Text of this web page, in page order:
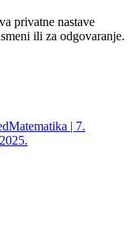
privatne nastave
ili za odgovaranje.
Matematika | 7.